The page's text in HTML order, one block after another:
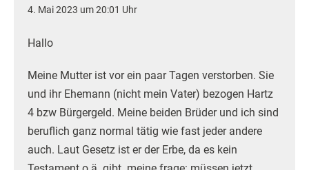
4. Mai 2023 um 20:01 Uhr
Hallo
Meine Mutter ist vor ein paar Tagen verstorben. Sie
und ihr Ehemann (nicht mein Vater) bezogen Hartz
4 bzw Bürgergeld. Meine beiden Brüder und ich sind
beruflich ganz normal tätig wie fast jeder andere
auch. Laut Gesetz ist er der Erbe, da es kein